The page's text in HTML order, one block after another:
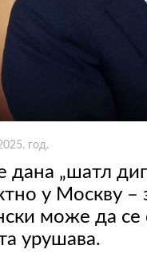
год.
дана „шатл
у Москву –
може да се
урушава.